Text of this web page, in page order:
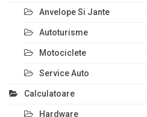
Anvelope Si Jante
Autoturisme
Motociclete
Service Auto
Calculatoare
Hardware